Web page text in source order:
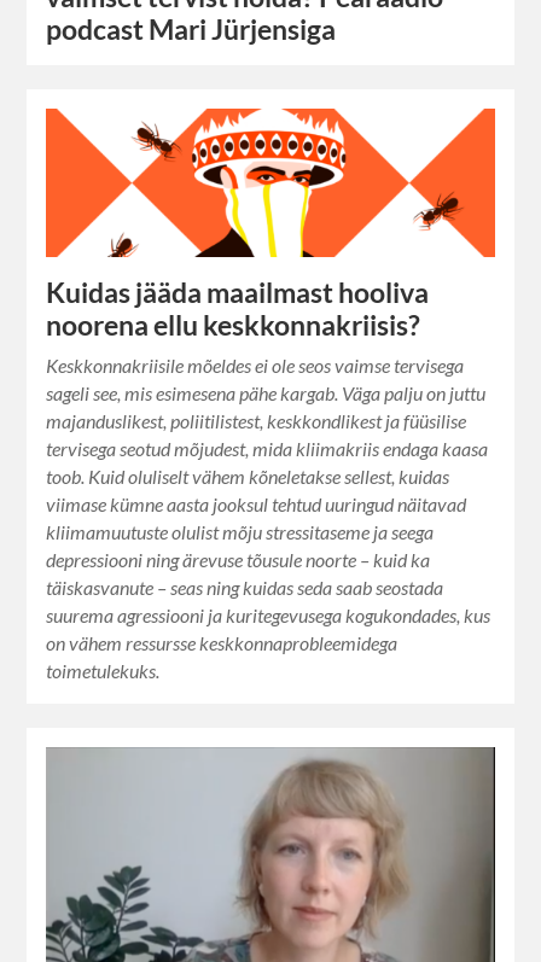
podcast Mari Jürjensiga
Kuidas jääda maailmast hooliva
noorena ellu keskkonnakriisis?
Keskkonnakriisile mõeldes ei ole seos vaimse tervisega
sageli see, mis esimesena pähe kargab. Väga palju on juttu
majanduslikest, poliitilistest, keskkondlikest ja füüsilise
tervisega seotud mõjudest, mida kliimakriis endaga kaasa
toob. Kuid oluliselt vähem kõneletakse sellest, kuidas
viimase kümne aasta jooksul tehtud uuringud näitavad
kliimamuutuste olulist mõju stressitaseme ja seega
depressiooni ning ärevuse tõusule noorte – kuid ka
täiskasvanute – seas ning kuidas seda saab seostada
suurema agressiooni ja kuritegevusega kogukondades, kus
on vähem ressursse keskkonnaprobleemidega
toimetulekuks.